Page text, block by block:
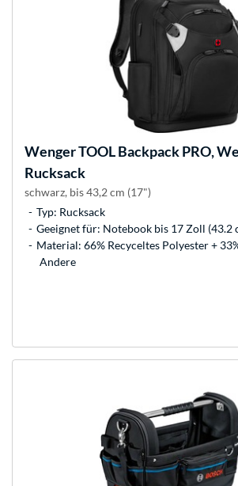
WengerTOOL Backpack PRO,
Rucksack
schwarz, bis 43,2 cm (17")
Typ: Rucksack
Geeignet für: Notebook bis 17 Zoll (43.2
Material: 66% Recyceltes Polyester +
Andere